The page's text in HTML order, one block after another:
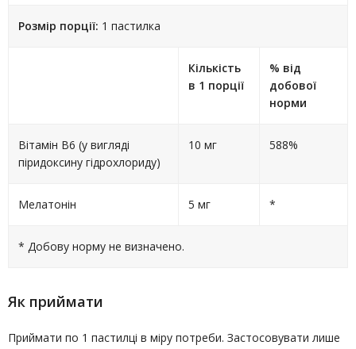
Розмір порції: 1 пастилка
Кількість
в 1 порції
% від
добової
норми
Вітамін В6 (у вигляді
піридоксину гідрохлориду)
10 мг 588%
Мелатонін 5 мг *
* Добову норму не визначено.
Як приймати
Приймати по 1 пастилці в міру потреби. Застосовувати лише